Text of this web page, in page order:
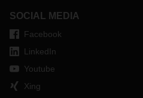
SOCIAL MEDIA
Facebook
LinkedIn
Youtube
Xing